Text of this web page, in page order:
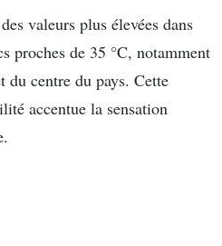
valeurs plus élevées dans
proches de 35 °C, notamment
du centre du pays. Cette
accentue la sensation